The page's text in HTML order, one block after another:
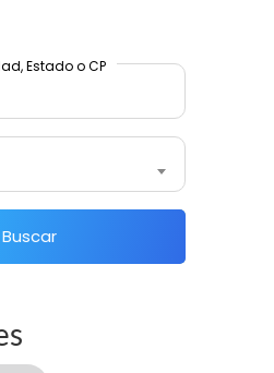
Estado o CP
Buscar